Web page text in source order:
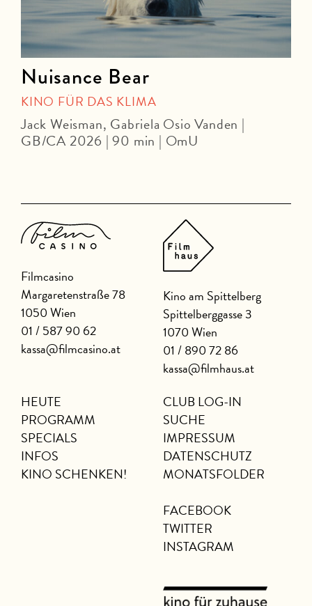
Nuisance Bear
KINO FÜR DAS KLIMA
Jack Weisman, Gabriela Osio Vanden |
GB/CA 2026 | 90 min | OmU
Filmcasino
Margaretenstraße 78
1050 Wien
01 / 587 90 62
kassa@filmcasino.at
Kino am Spittelberg
Spittelberggasse 3
1070 Wien
01 / 890 72 86
kassa@filmhaus.at
HEUTE
PROGRAMM
SPECIALS
INFOS
KINO SCHENKEN!
CLUB LOG-IN
SUCHE
IMPRESSUM
DATENSCHUTZ
MONATSFOLDER
FACEBOOK
TWITTER
INSTAGRAM